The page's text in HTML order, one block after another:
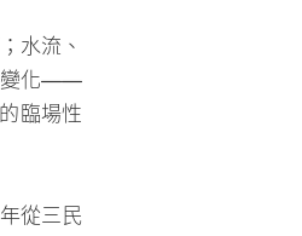
）
變身體
名副其
年發動